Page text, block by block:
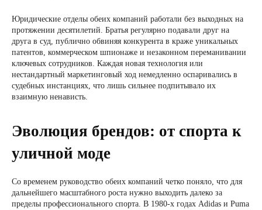
Юридические отделы обеих компаний работали без выходных на
протяжении десятилетий. Братья регулярно подавали друг на
друга в суд, публично обвиняя конкурента в краже уникальных
патентов, коммерческом шпионаже и незаконном переманивании
ключевых сотрудников. Каждая новая технология или
нестандартный маркетинговый ход немедленно оспаривались в
судебных инстанциях, что лишь сильнее подпитывало их
взаимную ненависть.
Эволюция брендов: от спорта к
уличной моде
Со временем руководство обеих компаний четко поняло, что для
дальнейшего масштабного роста нужно выходить далеко за
пределы профессионального спорта. В 1980-х годах Adidas и Puma